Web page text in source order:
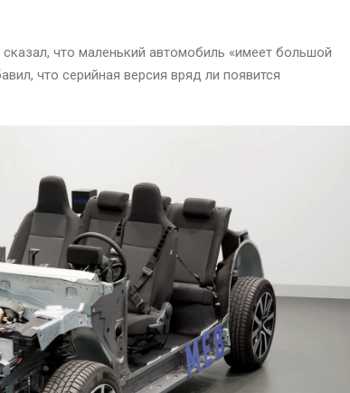
что маленький автомобиль «имеет большой
что серийная версия вряд ли появится